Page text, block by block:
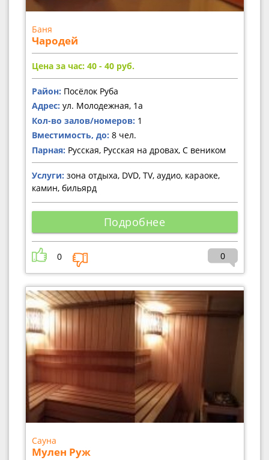
Баня
Чародей
Цена за час: 40 - 40 руб.
Район: Посёлок Руба
Адрес: ул. Молодежная, 1а
Кол-во залов/номеров: 1
Вместимость, до: 8 чел.
Парная: Русская, Русская на дровах, С веником
Услуги: зона отдыха, DVD, TV, аудио, караоке,
камин, бильярд
Подробнее
0 0
Сауна
Мулен Руж